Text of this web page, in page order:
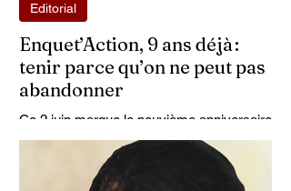
Enquet’Action, 9 ans déjà :
tenir parce qu’on ne peut pas
abandonner
Ce 2 juin marque le neuvième anniversaire
du lancement d’Enquet’Action. Neuf
années depuis que nous avons osé doter
le pays d’un média dédié à l’investigation
Editorial